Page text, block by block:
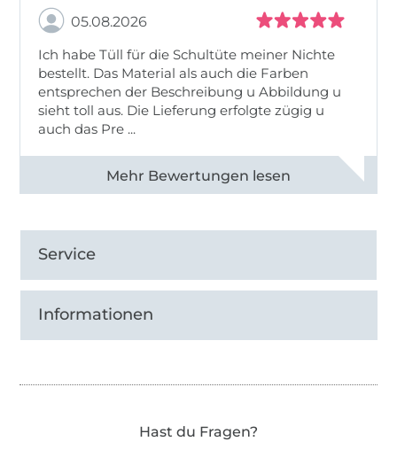
05.08.2026
Ich habe Tüll für die Schultüte meiner Nichte
bestellt. Das Material als auch die Farben
entsprechen der Beschreibung u Abbildung u
sieht toll aus. Die Lieferung erfolgte zügig u
auch das Pre ...
Alle 82950 Bewertungen ansehen
Service
Informationen
Hast du Fragen?